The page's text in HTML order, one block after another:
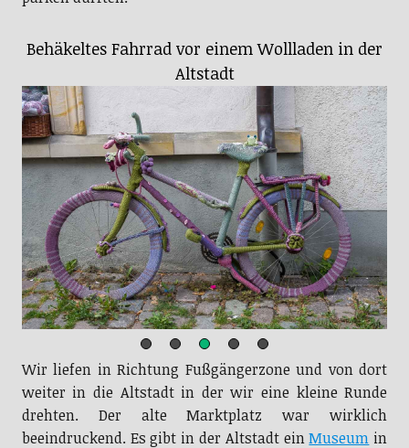
Wir liefen in Richtung Fußgängerzone und von dort
weiter in die Altstadt in der wir eine kleine Runde
drehten. Der alte Marktplatz war wirklich
beeindruckend. Es gibt in der Altstadt ein Museumin
dem man sich über die Stadtgeschichte informieren